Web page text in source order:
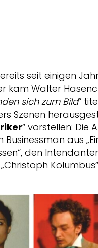
seit einigen
kam Walter
sich zum Bild“
Szenen
“ vorstellen: Die
aus
den